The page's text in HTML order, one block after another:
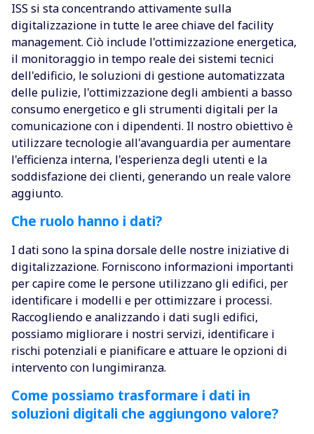
ISS si sta concentrando attivamente sulla
digitalizzazione in tutte le aree chiave del facility
management. Ciò include l'ottimizzazione energetica,
il monitoraggio in tempo reale dei sistemi tecnici
dell'edificio, le soluzioni di gestione automatizzata
delle pulizie, l'ottimizzazione degli ambienti a basso
consumo energetico e gli strumenti digitali per la
comunicazione con i dipendenti. Il nostro obiettivo è
utilizzare tecnologie all'avanguardia per aumentare
l'efficienza interna, l'esperienza degli utenti e la
soddisfazione dei clienti, generando un reale valore
aggiunto.
Che ruolo hanno i dati?
I dati sono la spina dorsale delle nostre iniziative di
digitalizzazione. Forniscono informazioni importanti
per capire come le persone utilizzano gli edifici, per
identificare i modelli e per ottimizzare i processi.
Raccogliendo e analizzando i dati sugli edifici,
possiamo migliorare i nostri servizi, identificare i
rischi potenziali e pianificare e attuare le opzioni di
intervento con lungimiranza.
Come possiamo trasformare i dati in
soluzioni digitali che aggiungono valore?